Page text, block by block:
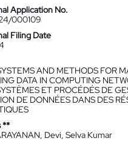
Application No.
000109
Filing Date
AND METHODS FOR
DATA IN COMPUTING
ET PROCÉDÉS DE
DE DONNÉES DANS DES
**
Devi, Selva Kumar